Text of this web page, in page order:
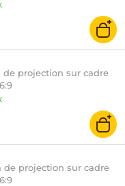
de projection sur cadre
de projection sur cadre